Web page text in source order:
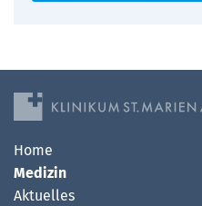
Home
Medizin
Aktuelles